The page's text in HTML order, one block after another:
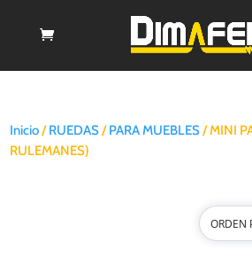
Inicio/RUEDAS/PARA MUEBLES/ MINI
RULEMANES)